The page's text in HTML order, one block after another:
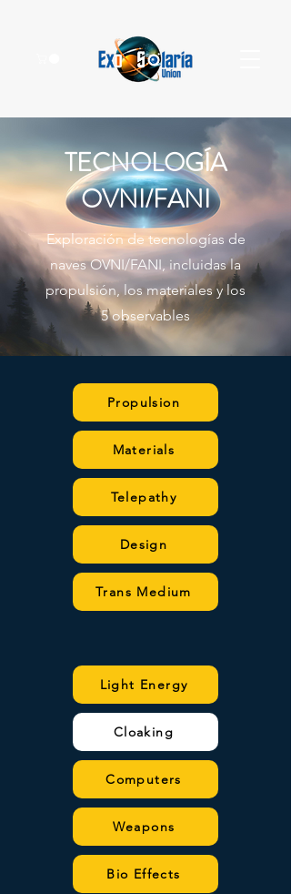
TECNOLOGÍA
OVNI/FANI
Exploración de tecnologías de
naves OVNI/FANI, incluidas la
propulsión, los materiales y los
5 observables
Propulsion
Materials
Telepathy
Design
Trans Medium
Light Energy
Cloaking
Computers
Weapons
Bio Effects